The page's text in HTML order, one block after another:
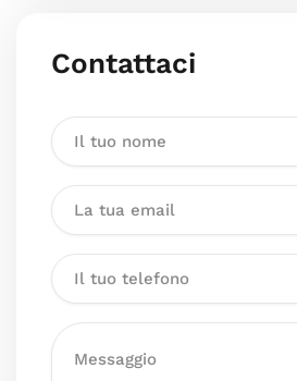
Contattaci